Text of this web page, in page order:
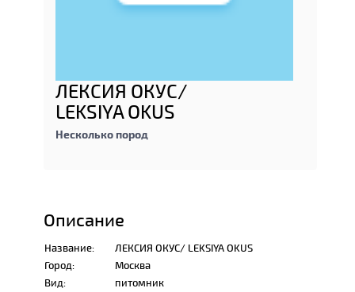
ЛЕКСИЯ ОКУС/
LEKSIYA OKUS
Несколько пород
Описание
Название:
ЛЕКСИЯ ОКУС/ LEKSIYA OKUS
Город:
Москва
Вид:
питомник